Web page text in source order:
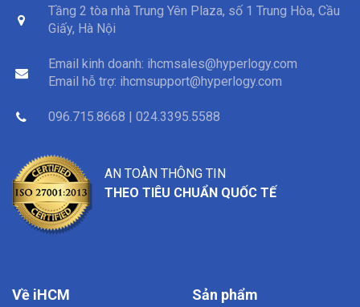
Về iHCM Sản phẩm
AN TOÀN THÔNG TIN
THEO TIÊU CHUẨN QUỐC TẾ
Tầng 2 tòa nhà Trung Yên Plaza, số 1 Trung Hòa, Cầu
Giấy, Hà Nội
Email kinh doanh: ihcmsales@hyperlogy.com
Email hỗ trợ: ihcmsupport@hyperlogy.com
096.715.8668 | 024.3395.5588